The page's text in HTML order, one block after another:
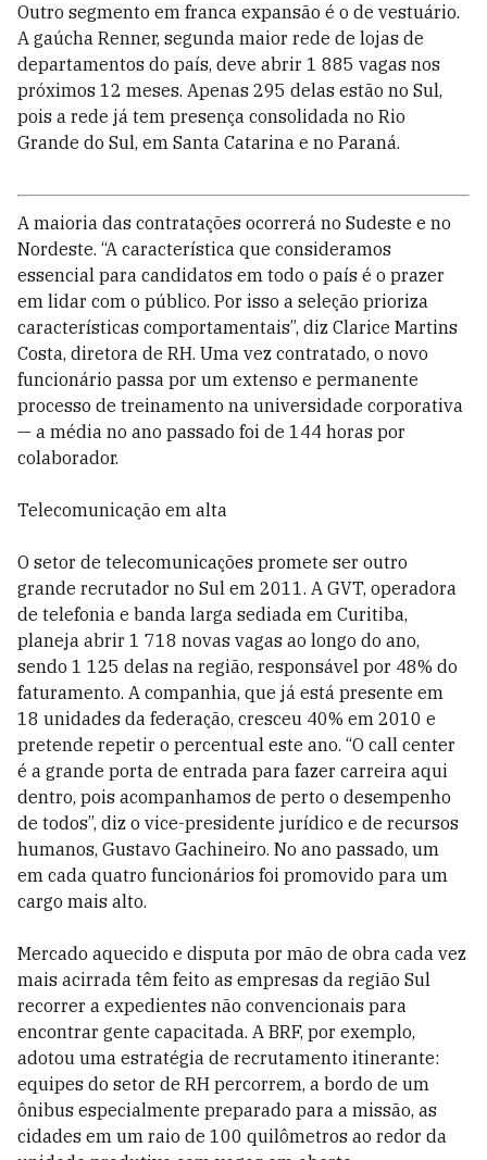
Outro segmento em franca expansão é o de vestuário.
A gaúcha Renner, segunda maior rede de lojas de
departamentos do país, deve abrir 1 885 vagas nos
próximos 12 meses. Apenas 295 delas estão no Sul,
pois a rede já tem presença consolidada no Rio
Grande do Sul, em Santa Catarina e no Paraná.
A maioria das contratações ocorrerá no Sudeste e no
Nordeste. “A característica que consideramos
essencial para candidatos em todo o país é o prazer
em lidar com o público. Por isso a seleção prioriza
características comportamentais”, diz Clarice Martins
Costa, diretora de RH. Uma vez contratado, o novo
funcionário passa por um extenso e permanente
processo de treinamento na universidade corporativa
— a média no ano passado foi de 144 horas por
colaborador.
Telecomunicação em alta
O setor de telecomunicações promete ser outro
grande recrutador no Sul em 2011. A GVT, operadora
de telefonia e banda larga sediada em Curitiba,
planeja abrir 1 718 novas vagas ao longo do ano,
sendo 1 125 delas na região, responsável por 48% do
faturamento. A companhia, que já está presente em
18 unidades da federação, cresceu 40% em 2010 e
pretende repetir o percentual este ano. “O call center
é a grande porta de entrada para fazer carreira aqui
dentro, pois acompanhamos de perto o desempenho
de todos”, diz o vice-presidente jurídico e de recursos
humanos, Gustavo Gachineiro. No ano passado, um
em cada quatro funcionários foi promovido para um
cargo mais alto.
Mercado aquecido e disputa por mão de obra cada vez
mais acirrada têm feito as empresas da região Sul
recorrer a expedientes não convencionais para
encontrar gente capacitada. A BRF, por exemplo,
adotou uma estratégia de recrutamento itinerante:
equipes do setor de RH percorrem, a bordo de um
ônibus especialmente preparado para a missão, as
cidades em um raio de 100 quilômetros ao redor da